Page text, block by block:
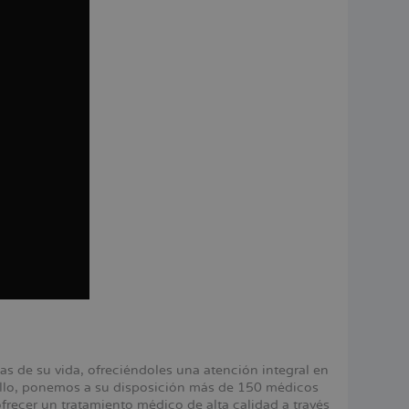
de su vida, ofreciéndoles una atención integral en
ponemos a su disposición más de 150 médicos
un tratamiento médico de alta calidad a través